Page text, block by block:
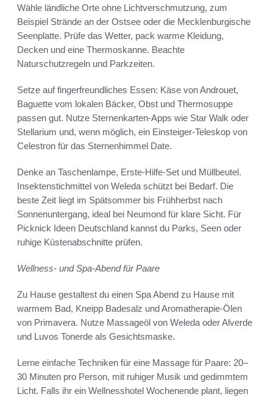
Wähle ländliche Orte ohne Lichtverschmutzung, zum
Beispiel Strände an der Ostsee oder die Mecklenburgische
Seenplatte. Prüfe das Wetter, pack warme Kleidung,
Decken und eine Thermoskanne. Beachte
Naturschutzregeln und Parkzeiten.
Setze auf fingerfreundliches Essen: Käse von Androuet,
Baguette vom lokalen Bäcker, Obst und Thermosuppe
passen gut. Nutze Sternenkarten-Apps wie Star Walk oder
Stellarium und, wenn möglich, ein Einsteiger-Teleskop von
Celestron für das Sternenhimmel Date.
Denke an Taschenlampe, Erste-Hilfe-Set und Müllbeutel.
Insektenstichmittel von Weleda schützt bei Bedarf. Die
beste Zeit liegt im Spätsommer bis Frühherbst nach
Sonnenuntergang, ideal bei Neumond für klare Sicht. Für
Picknick Ideen Deutschland kannst du Parks, Seen oder
ruhige Küstenabschnitte prüfen.
Wellness- und Spa-Abend für Paare
Zu Hause gestaltest du einen Spa Abend zu Hause mit
warmem Bad, Kneipp Badesalz und Aromatherapie-Ölen
von Primavera. Nutze Massageöl von Weleda oder Alverde
und Luvos Tonerde als Gesichtsmaske.
Lerne einfache Techniken für eine Massage für Paare: 20–
30 Minuten pro Person, mit ruhiger Musik und gedimmtem
Licht. Falls ihr ein Wellnesshotel Wochenende plant, liegen